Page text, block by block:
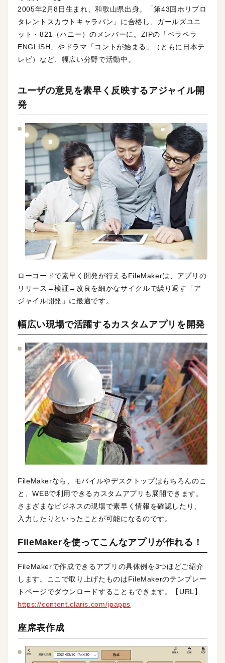
2005年2月8日生まれ、和歌山県出身。「第43回ホリプロ
タレントスカウトキャラバン」に合格し、ガールズユニ
ット・821（ハニー）のメンバーに。ZIPの「ベラベラ
ENGLISH」やドラマ「コントが始まる」（ともに日本テ
レビ）など、幅広い分野で活動中。
ユーザの意見を素早く反映するアジャイル開
発
ローコードで素早く開発が行えるFileMakerは、アプリの
リリース→検証→改良を細かなサイクルで繰り返す「ア
ジャイル開発」に最適です。
幅広い現場で活躍するカスタムアプリを開発
FileMakerなら、モバイルやデスクトップはもちろんのこ
と、WEBで利用できるカスタムアプリも展開できます。
さまざまなビジネスの現場で素早く情報を確認したり、
入力したりといったことが可能になるのです。
FileMakerを使ってこんなアプリが作れる！
FileMakerで作成できるアプリの具体例を3つほどご紹介
します。ここで取り上げたものはFileMakerのテンプレー
トページでダウンロードすることもできます。【URL】
https://content.claris.com/jpapps
座席表作成